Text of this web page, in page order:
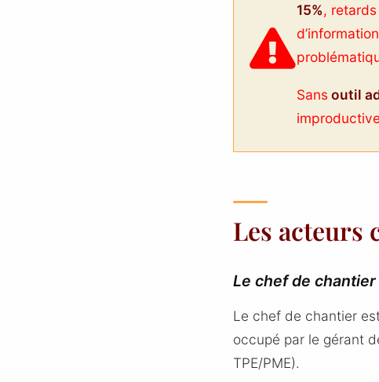
15%,
Sans outil
Les acteurs
Le chef de
Le chef de chantier
occupé par le gérant
TPE/PME).